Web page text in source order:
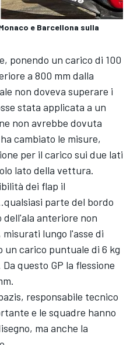
e Barcellona sulla
ponendo un carico di 100
a 800 mm dalla
non doveva superare i
stata applicata a un
non avrebbe dovuta
cambiato le misure,
per il carico sui due lati
lato della vettura.
dei flap il
parte del bordo
anteriore non
lungo l'asse di
un carico puntuale di 6 kg
questo GP la flessione
responsabile tecnico
e le squadre hanno
ma anche la